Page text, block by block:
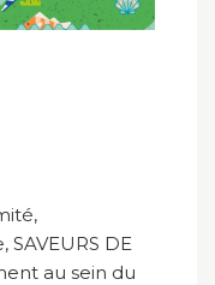
DE
au sein du